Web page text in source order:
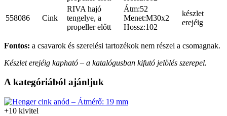
558086 Cink
RIVA hajó
tengelye, a
propeller előtt
Átm:52
Menet:M30x2
Hossz:102
készlet
erejéig
Fontos: a csavarok és szerelési tartozékok nem részei a csomagnak.
Készlet erejéig kapható – a katalógusban kifutó jelölés szerepel.
A kategóriából ajánljuk
+10 kivitel